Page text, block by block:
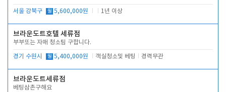
서울 강북구 월 5,600,000원 1년 이상
브라운도트호텔 세류점
부부또는 자매 청소팀 구합니다.
경기 수원시 월 5,400,000원 객실청소및 베팅 경력무관
브라운도트세류점
베팅삼촌구해요